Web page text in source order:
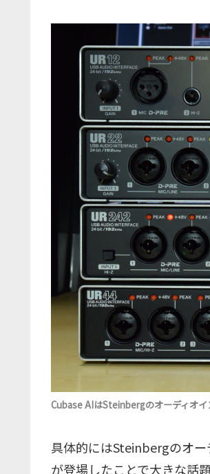
Cubase AIはSteinbergのオーディオ
具体的にはSteinbergのオー
が登場したことで大きな話